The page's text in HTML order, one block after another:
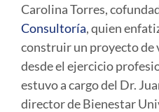
Carolina Torres,
Consultoría, quien
construir un proyecto de
desde el ejercicio
estuvo a cargo del Dr.
director de Bienestar